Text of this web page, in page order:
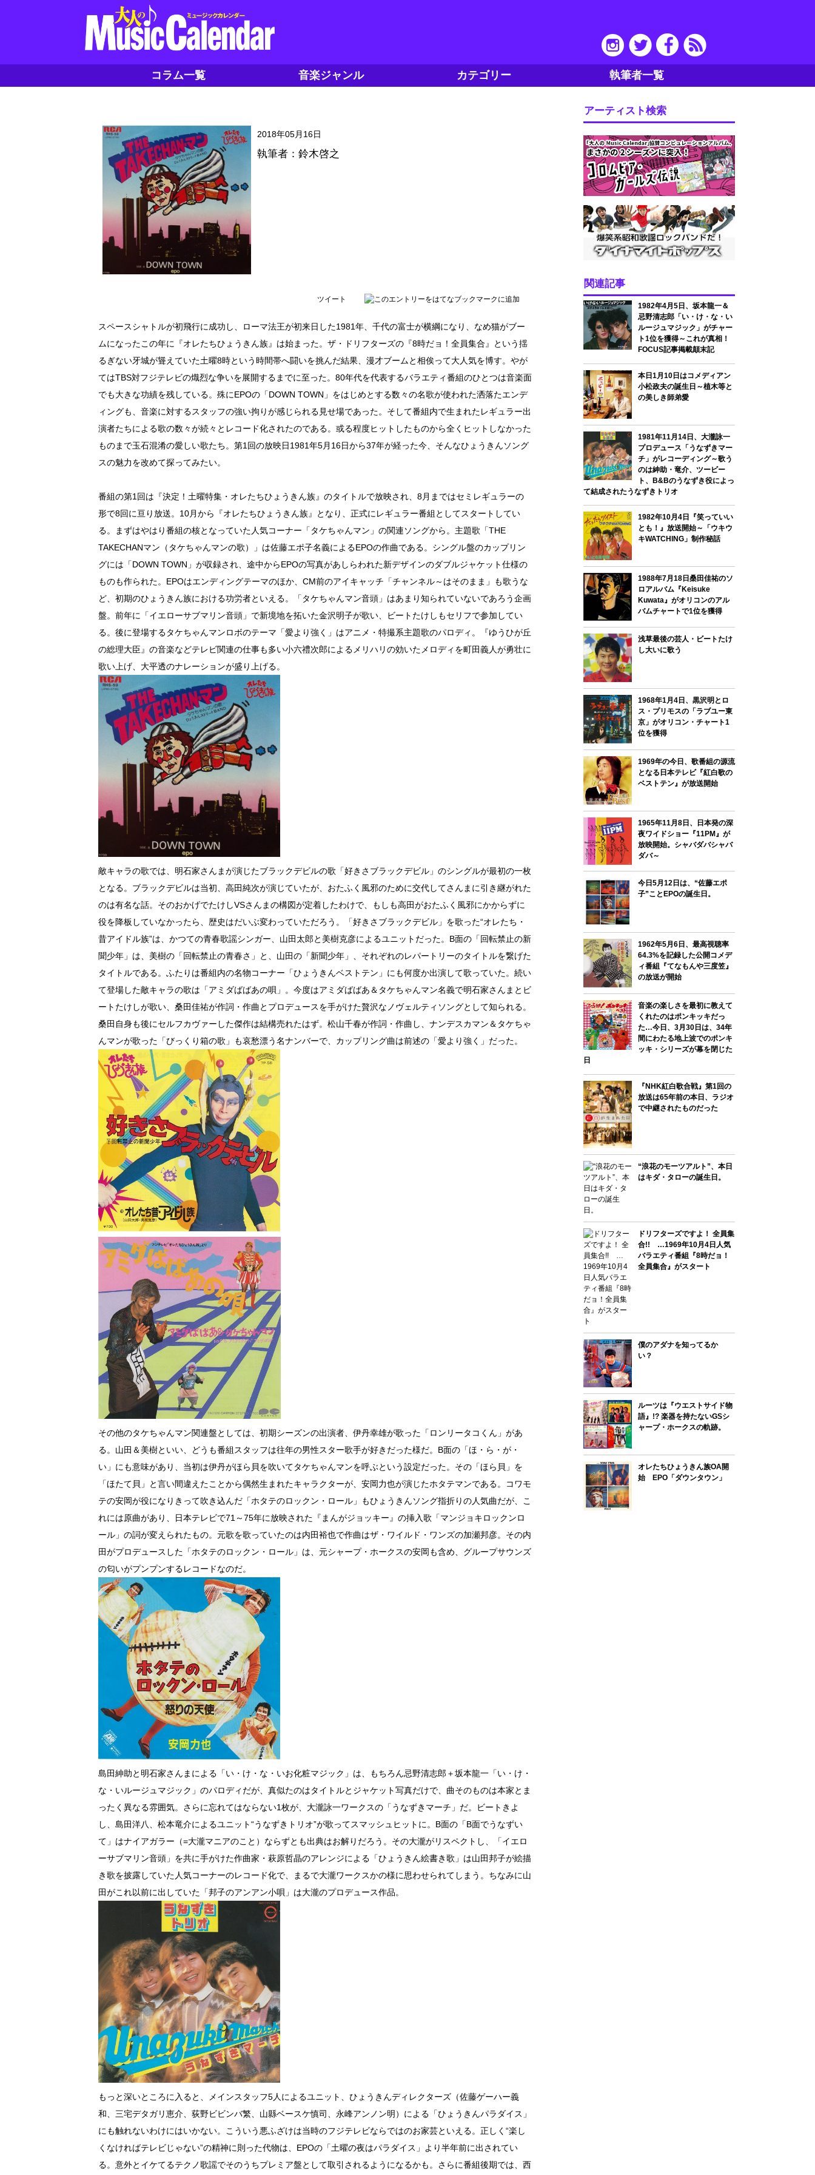
コラム一覧 音楽ジャンル カテゴリー 執筆者一覧
2018年05月16日
執筆者：鈴木啓之
ツイート
スペースシャトルが初飛行に成功し、ローマ法王が初来日した1981年、千代の富士が横綱になり、なめ猫がブー
ムになったこの年に『オレたちひょうきん族』は始まった。ザ・ドリフターズの『8時だョ！全員集合』という揺
るぎない牙城が聳えていた土曜8時という時間帯へ闘いを挑んだ結果、漫才ブームと相俟って大人気を博す。やが
てはTBS対フジテレビの熾烈な争いを展開するまでに至った。80年代を代表するバラエティ番組のひとつは音楽面
でも大きな功績を残している。殊にEPOの「DOWN TOWN」をはじめとする数々の名歌が使われた洒落たエンデ
ィングも、音楽に対するスタッフの強い拘りが感じられる見せ場であった。そして番組内で生まれたレギュラー出
演者たちによる歌の数々が続々とレコード化されたのである。或る程度ヒットしたものから全くヒットしなかった
ものまで玉石混淆の愛しい歌たち。第1回の放映日1981年5月16日から37年が経った今、そんなひょうきんソング
スの魅力を改めて探ってみたい。
番組の第1回は『決定！土曜特集・オレたちひょうきん族』のタイトルで放映され、8月まではセミレギュラーの
形で8回に亘り放送。10月から『オレたちひょうきん族』となり、正式にレギュラー番組としてスタートしてい
る。まずはやはり番組の核となっていた人気コーナー「タケちゃんマン」の関連ソングから。主題歌「THE
TAKECHANマン（タケちゃんマンの歌）」は佐藤エポ子名義によるEPOの作曲である。シングル盤のカップリン
グには「DOWN TOWN」が収録され、途中からEPOの写真があしらわれた新デザインのダブルジャケット仕様の
ものも作られた。EPOはエンディングテーマのほか、CM前のアイキャッチ「チャンネル～はそのまま」も歌うな
ど、初期のひょうきん族における功労者といえる。「タケちゃんマン音頭」はあまり知られていないであろう企画
盤。前年に「イエローサブマリン音頭」で新境地を拓いた金沢明子が歌い、ビートたけしもセリフで参加してい
る。後に登場するタケちゃんマンロボのテーマ「愛より強く」はアニメ・特撮系主題歌のパロディ。『ゆうひが丘
の総理大臣』の音楽などテレビ関連の仕事も多い小六禮次郎によるメリハリの効いたメロディを町田義人が勇壮に
歌い上げ、大平透のナレーションが盛り上げる。
敵キャラの歌では、明石家さんまが演じたブラックデビルの歌「好きさブラックデビル」のシングルが最初の一枚
となる。ブラックデビルは当初、高田純次が演じていたが、おたふく風邪のために交代してさんまに引き継がれた
のは有名な話。そのおかげでたけしVSさんまの構図が定着したわけで、もしも高田がおたふく風邪にかからずに
役を降板していなかったら、歴史はだいぶ変わっていただろう。「好きさブラックデビル」を歌った“オレたち・
昔アイドル族”は、かつての青春歌謡シンガー、山田太郎と美樹克彦によるユニットだった。B面の「回転禁止の新
聞少年」は、美樹の「回転禁止の青春さ」と、山田の「新聞少年」、それぞれのレパートリーのタイトルを繋げた
タイトルである。ふたりは番組内の名物コーナー「ひょうきんベストテン」にも何度か出演して歌っていた。続い
て登場した敵キャラの歌は「アミダばばあの唄」。今度はアミダばばあ＆タケちゃんマン名義で明石家さんまとビ
ートたけしが歌い、桑田佳祐が作詞・作曲とプロデュースを手がけた贅沢なノヴェルティソングとして知られる。
桑田自身も後にセルフカヴァーした傑作は結構売れたはず。松山千春が作詞・作曲し、ナンデスカマン＆タケちゃ
んマンが歌った「びっくり箱の歌」も哀愁漂う名ナンバーで、カップリング曲は前述の「愛より強く」だった。
その他のタケちゃんマン関連盤としては、初期シーズンの出演者、伊丹幸雄が歌った「ロンリータコくん」があ
る。山田＆美樹といい、どうも番組スタッフは往年の男性スター歌手が好きだった様だ。B面の「ほ・ら・が・
い」にも意味があり、当初は伊丹がほら貝を吹いてタケちゃんマンを呼ぶという設定だった。その「ほら貝」を
「ほたて貝」と言い間違えたことから偶然生まれたキャラクターが、安岡力也が演じたホタテマンである。コワモ
テの安岡が役になりきって吹き込んだ「ホタテのロックン・ロール」もひょうきんソング指折りの人気曲だが、こ
れには原曲があり、日本テレビで71～75年に放映された『まんがジョッキー』の挿入歌「マンジョキロックンロ
ール」の詞が変えられたもの。元歌を歌っていたのは内田裕也で作曲はザ・ワイルド・ワンズの加瀬邦彦。その内
田がプロデュースした「ホタテのロックン・ロール」は、元シャープ・ホークスの安岡も含め、グループサウンズ
の匂いがプンプンするレコードなのだ。
島田紳助と明石家さんまによる「い・け・な・いお化粧マジック」は、もちろん忌野清志郎＋坂本龍一「い・け・
な・いルージュマジック」のパロディだが、真似たのはタイトルとジャケット写真だけで、曲そのものは本家とま
ったく異なる雰囲気。さらに忘れてはならない1枚が、大瀧詠一ワークスの「うなずきマーチ」だ。ビートきよ
し、島田洋八、松本竜介によるユニット“うなずきトリオ”が歌ってスマッシュヒットに。B面の「B面でうなずい
て」はナイアガラー（=大瀧マニアのこと）ならずとも出典はお解りだろう。その大瀧がリスペクトし、「イエロ
ーサブマリン音頭」を共に手がけた作曲家・萩原哲晶のアレンジによる「ひょうきん絵書き歌」は山田邦子が絵描
き歌を披露していた人気コーナーのレコード化で、まるで大瀧ワークスかの様に思わせられてしまう。ちなみに山
田がこれ以前に出していた「邦子のアンアン小唄」は大瀧のプロデュース作品。
もっと深いところに入ると、メインスタッフ5人によるユニット、ひょうきんディレクターズ（佐藤ゲーハー義
和、三宅デタガリ恵介、荻野ビビンバ繁、山縣ベースケ慎司、永峰アンノン明）による「ひょうきんパラダイス」
にも触れないわけにはいかない。こういう悪ふざけは当時のフジテレビならではのお家芸といえる。正しく“楽し
くなければテレビじゃない”の精神に則った代物は、EPOの「土曜の夜はパラダイス」より半年前に出されてい
る。意外とイケてるテクノ歌謡でそのうちプレミア盤として取引されるようになるかも。さらに番組後期では、西
アーティスト検索
関連記事
1982年4月5日、坂本龍一＆
忌野清志郎「い・け・な・い
ルージュマジック」がチャー
ト1位を獲得～これが真相！
FOCUS記事掲載顛末記
本日1月10日はコメディアン
小松政夫の誕生日～植木等と
の美しき師弟愛
1981年11月14日、大瀧詠一
プロデュース「うなずきマー
チ」がレコーディング～歌う
のは紳助・竜介、ツービー
ト、B&Bのうなずき役によっ
て結成されたうなずきトリオ
1982年10月4日『笑っていい
とも！』放送開始～「ウキウ
キWATCHING」制作秘話
1988年7月18日桑田佳祐のソ
ロアルバム『Keisuke
Kuwata』がオリコンのアル
バムチャートで1位を獲得
浅草最後の芸人・ビートたけ
し大いに歌う
1968年1月4日、黒沢明とロ
ス・プリモスの「ラブユー東
京」がオリコン・チャート1
位を獲得
1969年の今日、歌番組の源流
となる日本テレビ『紅白歌の
ベストテン』が放送開始
1965年11月8日、日本発の深
夜ワイドショー『11PM』が
放映開始。シャバダバシャバ
ダバ～
今日5月12日は、“佐藤エポ
子”ことEPOの誕生日。
1962年5月6日、最高視聴率
64.3%を記録した公開コメデ
ィ番組『てなもんや三度笠』
の放送が開始
音楽の楽しさを最初に教えて
くれたのはポンキッキだっ
た…今日、3月30日は、34年
間にわたる地上波でのポンキ
ッキ・シリーズが幕を閉じた
日
『NHK紅白歌合戦』第1回の
放送は65年前の本日、ラジオ
で中継されたものだった
“浪花のモーツアルト”、本日
はキダ・タローの誕生日。
ドリフターズですよ！ 全員集
合!! …1969年10月4日人気
バラエティ番組『8時だョ！
全員集合』がスタート
僕のアダナを知ってるか
い？
ルーツは『ウエストサイド物
語』!? 楽器を持たないGSシ
ャープ・ホークスの軌跡。
オレたちひょうきん族OA開
始 EPO「ダウンタウン」